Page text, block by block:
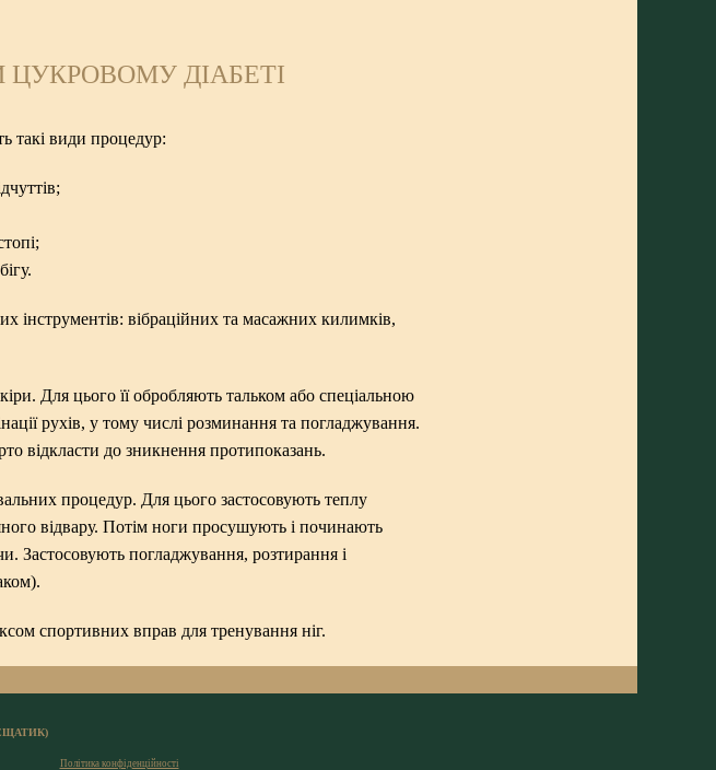
ДІАБЕТІ
такі види процедур:
вібраційних та масажних килимків,
Для цього її обробляють тальком або спеціальною
рухів, у тому числі розминання та погладжування.
відкласти до зникнення протипоказань.
процедур. Для цього застосовують теплу
відвару. Потім ноги просушують і починають
Застосовують погладжування, розтирання і
спортивних вправ для тренування ніг.
Політика конфіденційності